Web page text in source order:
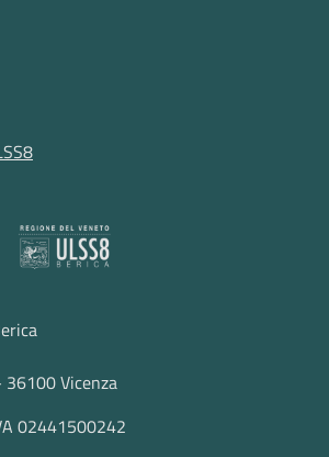
36100 Vicenza
02441500242